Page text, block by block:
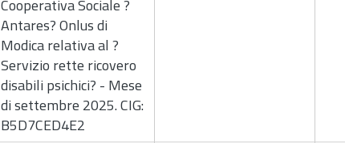
Cooperativa Sociale ?
Antares? Onlus di
Modica relativa al ?
Servizio rette ricovero
disabili psichici? - Mese
di settembre 2025. CIG:
B5D7CED4E2